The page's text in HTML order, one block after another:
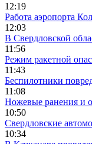
12:19
Работа аэропорта
12:03
В Свердловской
11:56
Режим ракетной
11:43
Беспилотники
11:08
Ножевые ранения и
10:50
Свердловские
10:34